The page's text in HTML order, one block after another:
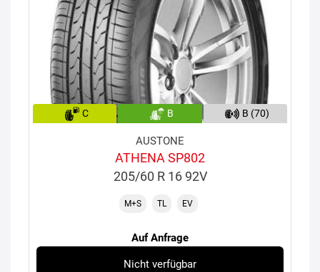
C B B (70)
AUSTONE
ATHENA SP802
205/60 R 16 92V
M+S TL EV
Auf Anfrage
Nicht verfügbar